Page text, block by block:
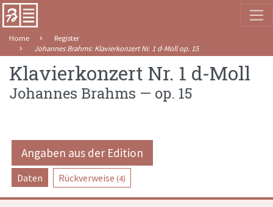
Home
Register
Johannes Brahms: Klavierkonzert Nr. 1 d-Moll op. 15
Klavierkonzert Nr. 1 d-Moll
Johannes Brahms — op. 15
Angaben aus der Edition
Daten Rückverweise (4)